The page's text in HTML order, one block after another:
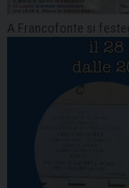
A Francofonte si